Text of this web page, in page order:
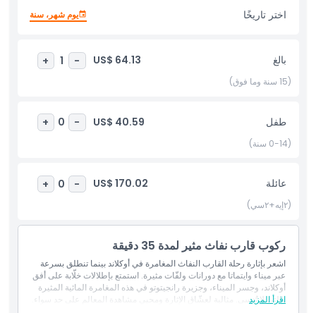
المدينة من منظور فريد، تاركةً لديك ذكرياتٍ دائمة عن وقتك في أوكلاند.
أبرز المعالم
سياسة الأطفال والبالغين
الاستثناءات
غير مناسب لـ
ساعات العمل
ما يجب معرفته
اختر تاريخًا يوم شهر، سنة
بالغ US$ 64.13
-
1
+
(15 سنة وما فوق)
طفل US$ 40.59
-
0
+
(0-14 سنة)
عائلة US$ 170.02
-
0
+
(٢إيه+٢سي)
ركوب قارب نفاث مثير لمدة 35 دقيقة
اشعر بإثارة رحلة القارب النفاث المغامرة في أوكلاند بينما تنطلق بسرعة
عبر ميناء وايتماتا مع دورانات ولفّات مثيرة. استمتع بإطلالات خلّابة على أفق
أوكلاند، وجسر الميناء، وجزيرة رانجيتوتو في هذه المغامرة المائية المثيرة
والتي لا تُنسى. مثالية لعشّاق الإثارة ومحبي مشاهدة المعالم على حد سواء.
اقرأ المزيد